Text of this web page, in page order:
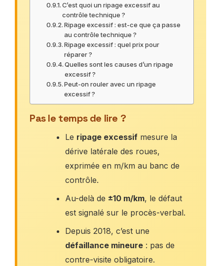
C’est quoi un ripage excessif au
contrôle technique ?
Ripage excessif : est-ce que ça passe
au contrôle technique ?
Ripage excessif : quel prix pour
réparer ?
Quelles sont les causes d’un ripage
excessif ?
Peut-on rouler avec un ripage
excessif ?
Pas le temps de lire ?
Le ripage excessif mesure la
dérive latérale des roues,
exprimée en m/km au banc de
contrôle.
Au-delà de ±10 m/km, le défaut
est signalé sur le procès-verbal.
Depuis 2018, c’est une
défaillance mineure : pas de
contre-visite obligatoire.